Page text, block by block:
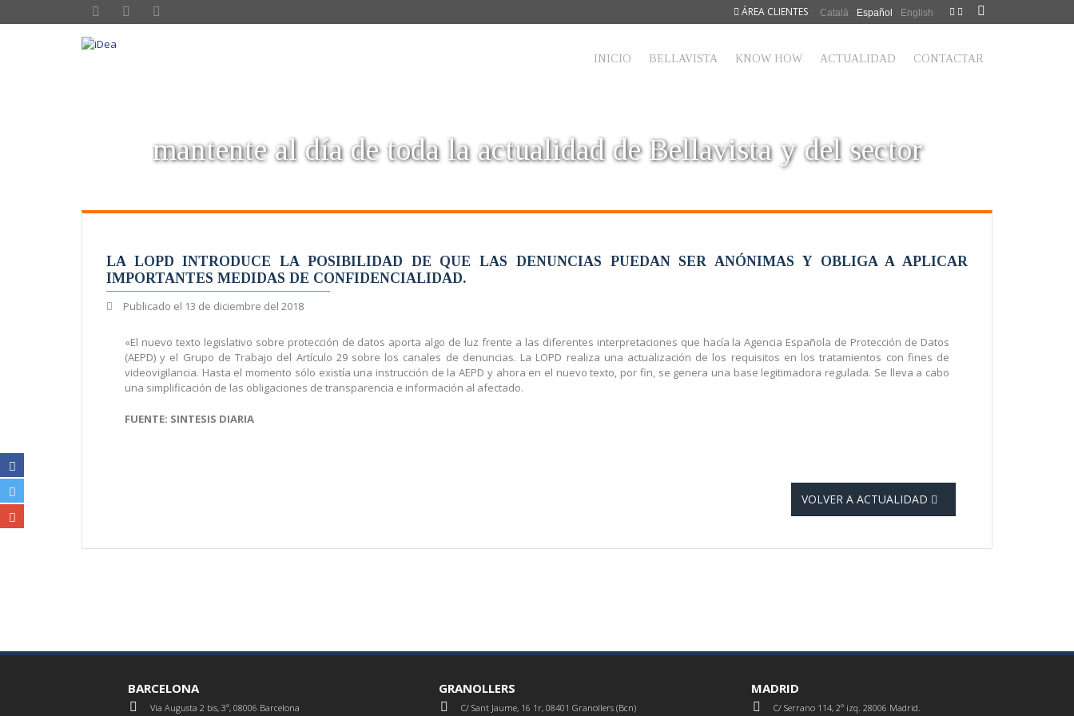
Català Español English
ÁREA CLIENTES
INICIO BELLAVISTA KNOW HOW ACTUALIDAD CONTACTAR
mantente al día de toda la actualidad de Bellavista y del sector
LA LOPD INTRODUCE LA POSIBILIDAD DE QUE LAS DENUNCIAS PUEDAN SER ANÓNIMAS Y OBLIGA A APLICAR
IMPORTANTES MEDIDAS DE CONFIDENCIALIDAD.
Publicado el 13 de diciembre del 2018
«El nuevo texto legislativo sobre protección de datos aporta algo de luz frente a las diferentes interpretaciones que hacía la Agencia Española de Protección de Datos
(AEPD) y el Grupo de Trabajo del Artículo 29 sobre los canales de denuncias. La LOPD realiza una actualización de los requisitos en los tratamientos con fines de
videovigilancia. Hasta el momento sólo existía una instrucción de la AEPD y ahora en el nuevo texto, por fin, se genera una base legitimadora regulada. Se lleva a cabo
una simplificación de las obligaciones de transparencia e información al afectado.
FUENTE: SINTESIS DIARIA
VOLVER A ACTUALIDAD
BARCELONA
Via Augusta 2 bis, 3º, 08006 Barcelona
GRANOLLERS
C/ Sant Jaume, 16 1r, 08401 Granollers (Bcn)
MADRID
C/ Serrano 114, 2º izq. 28006 Madrid.